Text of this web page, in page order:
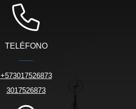
TELÉFONO
+573017526873
3017526873